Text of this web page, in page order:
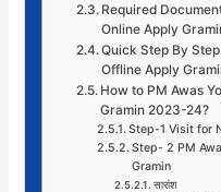
Required
Online Apply
Quick Step By
Offline Apply
How to PM Awas
Gramin 2023-24?
Step-1 Visit for
Step- 2 PM
Gramin
सारांश